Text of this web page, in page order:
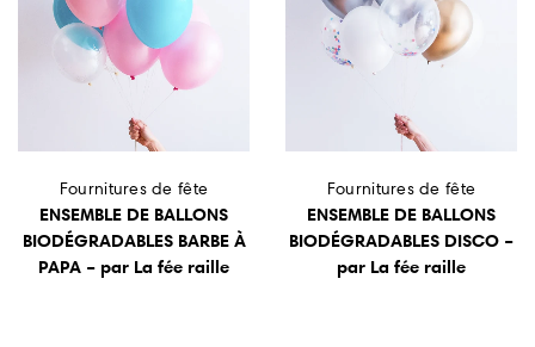
Fournitures de fête
ENSEMBLE DE BALLONS
BIODÉGRADABLES BARBE À
PAPA – par La fée raille
Fournitures de fête
ENSEMBLE DE BALLONS
BIODÉGRADABLES DISCO –
par La fée raille